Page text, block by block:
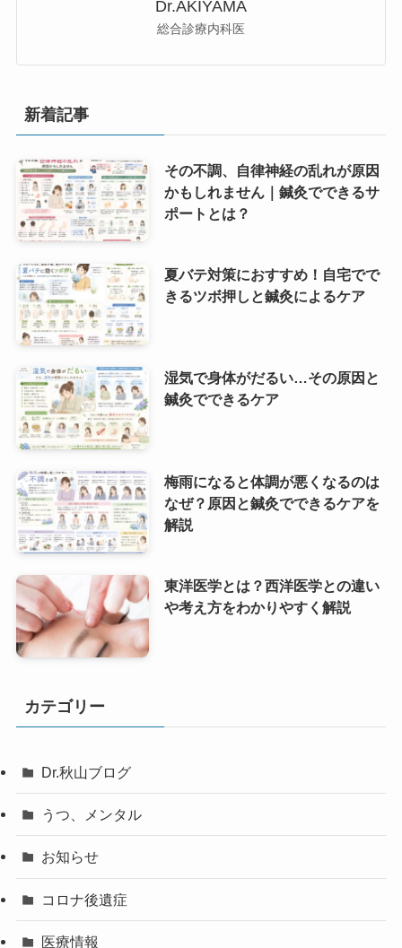
Dr.AKIYAMA
総合診療内科医
新着記事
その不調、自律神経の乱れが原因
かもしれません｜鍼灸でできるサ
ポートとは？
夏バテ対策におすすめ！自宅でで
きるツボ押しと鍼灸によるケア
湿気で身体がだるい…その原因と
鍼灸でできるケア
梅雨になると体調が悪くなるのは
なぜ？原因と鍼灸でできるケアを
解説
東洋医学とは？西洋医学との違い
や考え方をわかりやすく解説
カテゴリー
Dr.秋山ブログ
うつ、メンタル
お知らせ
コロナ後遺症
医療情報